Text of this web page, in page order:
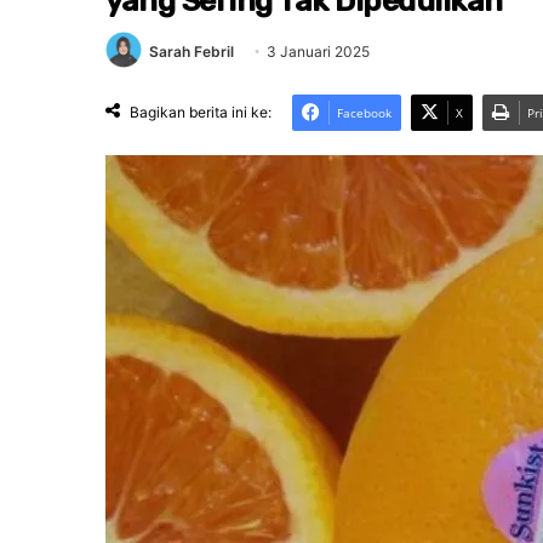
Sarah Febril 3 Januari 2025
Bagikan berita ini ke: Facebook X